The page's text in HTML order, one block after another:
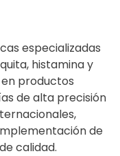
especializadas
histamina y
productos
de alta precisión
de
calidad.